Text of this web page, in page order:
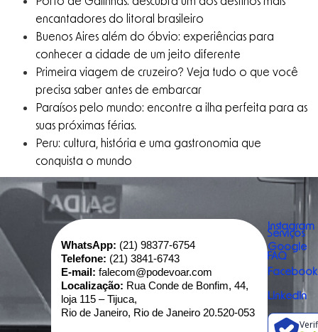
encantadores do litoral brasileiro
Buenos Aires além do óbvio: experiências para
conhecer a cidade de um jeito diferente
Primeira viagem de cruzeiro? Veja tudo o que você
precisa saber antes de embarcar
Paraísos pelo mundo: encontre a ilha perfeita para as
suas próximas férias.
Peru: cultura, história e uma gastronomia que
conquista o mundo
WhatsApp: (21) 98377-6754
Telefone: (21) 3841-6743
E-mail: falecom@podevoar.com
Localização: Rua Conde de Bonfim, 44,
loja 115 – Tijuca,
Rio de Janeiro, Rio de Janeiro 20.520-053
Instagram
Serviços
FAQ
Google
Facebook
Linkedin